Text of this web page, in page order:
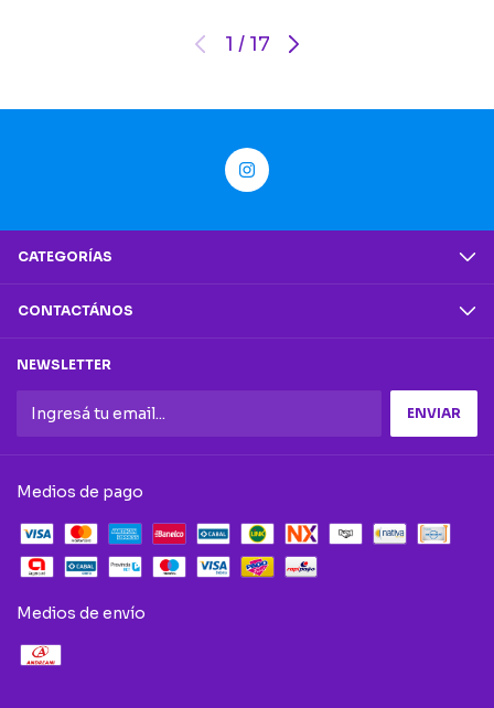
1 / 17
CATEGORÍAS
CONTACTÁNOS
NEWSLETTER
Medios de pago
Medios de envío